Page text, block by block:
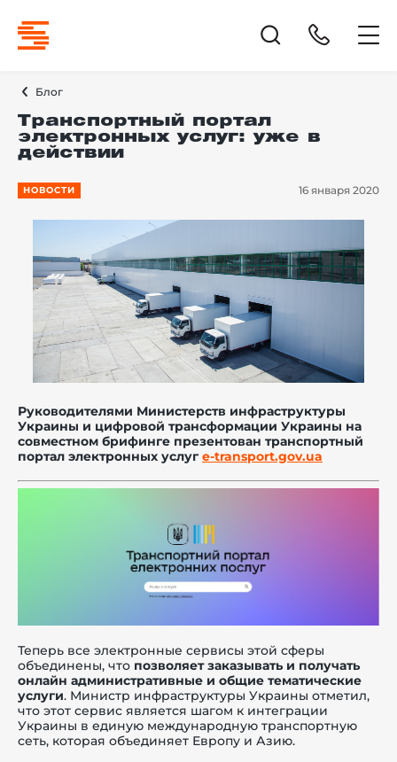
Блог
Транспортный портал
электронных услуг: уже в
действии
НОВОСТИ 16 января 2020
Руководителями Министерств инфраструктуры
Украины и цифровой трансформации Украины на
совместном брифинге презентован транспортный
портал электронных услуг e-transport.gov.ua
Теперь все электронные сервисы этой сферы
объединены, что позволяет заказывать и получать
онлайн административные и общие тематические
услуги. Министр инфраструктуры Украины отметил,
что этот сервис является шагом к интеграции
Украины в единую международную транспортную
сеть, которая объединяет Европу и Азию.